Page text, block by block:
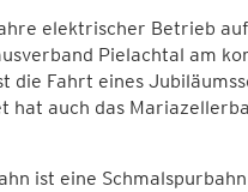
elektrischer Betrieb
Pielachtal am
die Fahrt eines
hat auch das
ist eine